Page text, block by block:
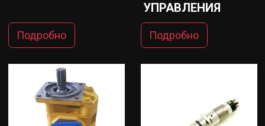
Подробно
УПРАВЛЕНИЯ
Подробно